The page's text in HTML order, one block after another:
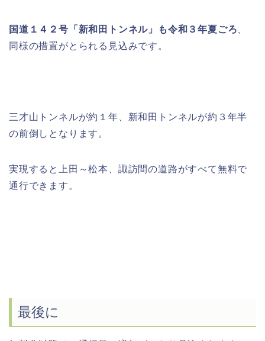
国道１４２号「新和田トンネル」も令和３年夏ごろ
同様の措置がとられる見込みです。
三才山トンネルが約１年、新和田トンネルが約３年半
の前倒しとなります。
実現すると上田～松本、諏訪間の道路がすべて無料で
通行できます。
最後に